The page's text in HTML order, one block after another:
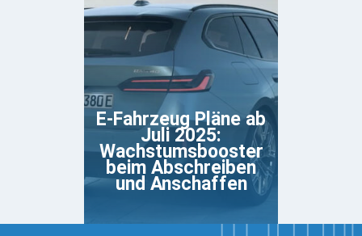
E-Fahrzeug Pläne ab
Juli 2025:
Wachstumsbooster
beim Abschreiben
und Anschaffen